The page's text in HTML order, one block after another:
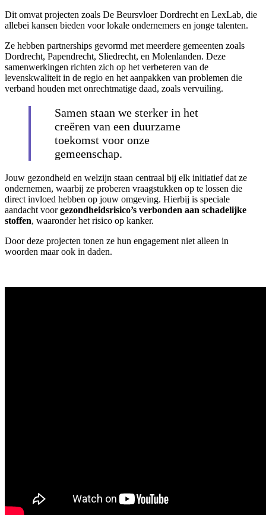
Dit omvat projecten zoals De Beursvloer Dordrecht en LexLab, die
allebei kansen bieden voor lokale ondernemers en jonge talenten.
Ze hebben partnerships gevormd met meerdere gemeenten zoals
Dordrecht, Papendrecht, Sliedrecht, en Molenlanden. Deze
samenwerkingen richten zich op het verbeteren van de
levenskwaliteit in de regio en het aanpakken van problemen die
verband houden met onrechtmatige daad, zoals vervuiling.
Samen staan we sterker in het
creëren van een duurzame
toekomst voor onze
gemeenschap.
Jouw gezondheid en welzijn staan centraal bij elk initiatief dat ze
ondernemen, waarbij ze proberen vraagstukken op te lossen die
direct invloed hebben op jouw omgeving. Hierbij is speciale
aandacht voorgezondheidsrisico’s verbonden aan schadelijke
stoffen, waaronder het risico op kanker.
Door deze projecten tonen ze hun engagement niet alleen in
woorden maar ook in daden.